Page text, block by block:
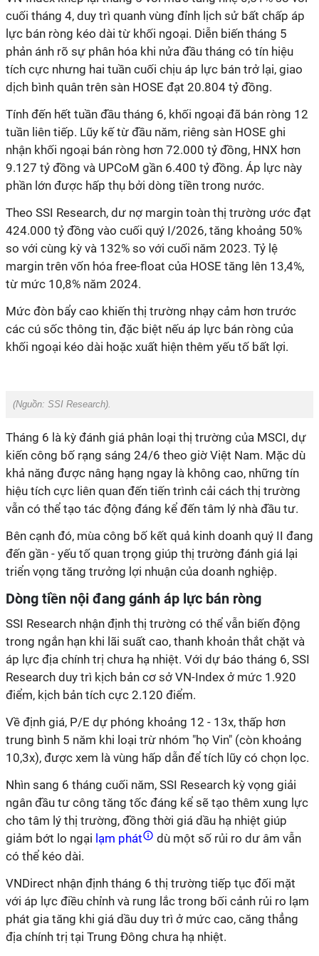
cuối tháng 4, duy trì quanh vùng đỉnh lịch sử bất chấp áp
lực bán ròng kéo dài từ khối ngoại. Diễn biến tháng 5
phản ánh rõ sự phân hóa khi nửa đầu tháng có tín hiệu
tích cực nhưng hai tuần cuối chịu áp lực bán trở lại, giao
dịch bình quân trên sàn HOSE đạt 20.804 tỷ đồng.
Tính đến hết tuần đầu tháng 6, khối ngoại đã bán ròng 12
tuần liên tiếp. Lũy kế từ đầu năm, riêng sàn HOSE ghi
nhận khối ngoại bán ròng hơn 72.000 tỷ đồng, HNX hơn
9.127 tỷ đồng và UPCoM gần 6.400 tỷ đồng. Áp lực này
phần lớn được hấp thụ bởi dòng tiền trong nước.
Theo SSI Research, dư nợ margin toàn thị trường ước đạt
424.000 tỷ đồng vào cuối quý I/2026, tăng khoảng 50%
so với cùng kỳ và 132% so với cuối năm 2023. Tỷ lệ
margin trên vốn hóa free-float của HOSE tăng lên 13,4%,
từ mức 10,8% năm 2024.
Mức đòn bẩy cao khiến thị trường nhạy cảm hơn trước
các cú sốc thông tin, đặc biệt nếu áp lực bán ròng của
khối ngoại kéo dài hoặc xuất hiện thêm yếu tố bất lợi.
(Nguồn: SSI Research).
Tháng 6 là kỳ đánh giá phân loại thị trường của MSCI, dự
kiến công bố rạng sáng 24/6 theo giờ Việt Nam. Mặc dù
khả năng được nâng hạng ngay là không cao, những tín
hiệu tích cực liên quan đến tiến trình cải cách thị trường
vẫn có thể tạo tác động đáng kể đến tâm lý nhà đầu tư.
Bên cạnh đó, mùa công bố kết quả kinh doanh quý II đang
đến gần - yếu tố quan trọng giúp thị trường đánh giá lại
triển vọng tăng trưởng lợi nhuận của doanh nghiệp.
Dòng tiền nội đang gánh áp lực bán ròng
SSI Research nhận định thị trường có thể vẫn biến động
trong ngắn hạn khi lãi suất cao, thanh khoản thắt chặt và
áp lực địa chính trị chưa hạ nhiệt. Với dự báo tháng 6, SSI
Research duy trì kịch bản cơ sở VN-Index ở mức 1.920
điểm, kịch bản tích cực 2.120 điểm.
Về định giá, P/E dự phóng khoảng 12 - 13x, thấp hơn
trung bình 5 năm khi loại trừ nhóm "họ Vin" (còn khoảng
10,3x), được xem là vùng hấp dẫn để tích lũy có chọn lọc.
Nhìn sang 6 tháng cuối năm, SSI Research kỳ vọng giải
ngân đầu tư công tăng tốc đáng kể sẽ tạo thêm xung lực
cho tâm lý thị trường, đồng thời giá dầu hạ nhiệt giúp
giảm bớt lo ngại lạm phát
dù một số rủi ro dư âm vẫn
có thể kéo dài.
VNDirect nhận định tháng 6 thị trường tiếp tục đối mặt
với áp lực điều chỉnh và rung lắc trong bối cảnh rủi ro lạm
phát gia tăng khi giá dầu duy trì ở mức cao, căng thẳng
địa chính trị tại Trung Đông chưa hạ nhiệt.